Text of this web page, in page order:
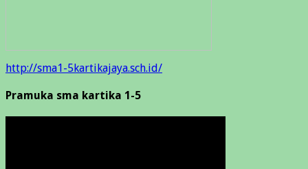
http://sma1-5kartikajaya.sch.id/
Pramuka sma kartika 1-5